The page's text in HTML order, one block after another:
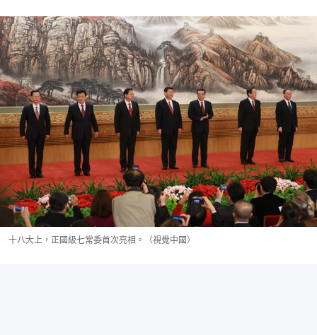
十八大上，正國級七常委首次亮相。（視覺中國）